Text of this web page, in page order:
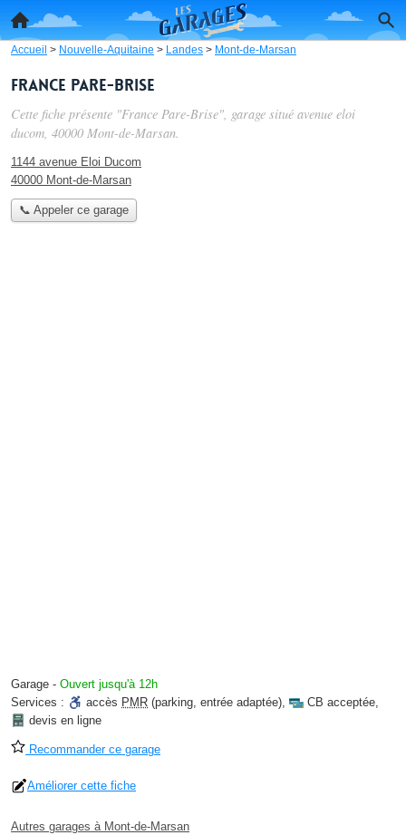
Accueil > Nouvelle-Aquitaine > Landes > Mont-de-Marsan
France Pare-Brise
Cette fiche présente "France Pare-Brise", garage situé avenue eloi
ducom, 40000 Mont-de-Marsan.
1144 avenue Eloi Ducom
40000 Mont-de-Marsan
📞 Appeler ce garage
Garage - Ouvert jusqu'à 12h
Services :
accès PMR (parking, entrée adaptée), CB acceptée,
devis en ligne
Recommander ce garage
Améliorer cette fiche
Autres garages à Mont-de-Marsan